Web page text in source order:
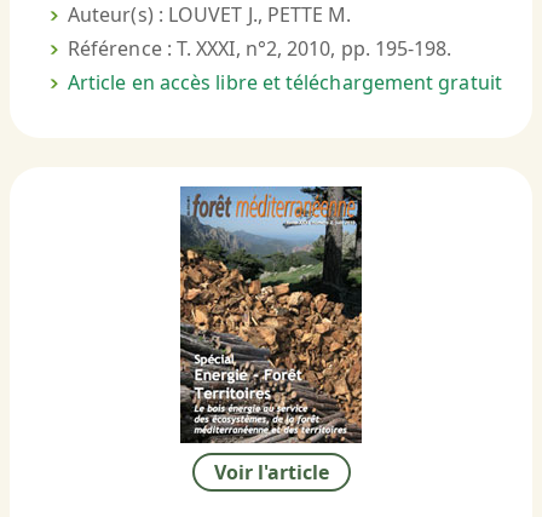
Auteur(s) : LOUVET J., PETTE M.
Référence : T. XXXI, n°2, 2010, pp. 195-198.
Article en accès libre et téléchargement gratuit
Voir l'article